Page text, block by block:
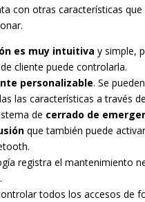
con otras características que
es muy intuitiva y simple,
cliente puede controlarla.
personalizable. Se pueden
las características a través
de cerrado de
que también puede
registra el mantenimiento
todos los accesos de